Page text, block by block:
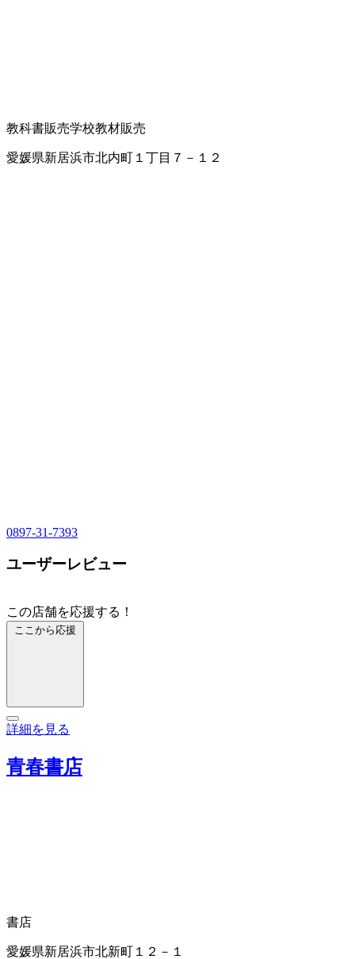
教科書販売学校教材販売
愛媛県新居浜市北内町１丁目７－１２
0897-31-7393
ユーザーレビュー
この店舗を応援する！
ここから応援
詳細を見る
青春書店
書店
愛媛県新居浜市北新町１２－１